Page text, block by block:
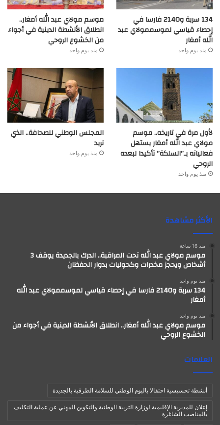
134 سربة و2140 فارسا في
إحصاء قياسي لموسممولاي عبد
الله أمغار
منذ يوم واحد
موسم مولاي عبد الله أمغار..
انطلاق الأنشطة الدينية في أجواء
من الخشوع الروحي
منذ يوم واحد
لأول مرة في تاريخه.. موسم
مولاي عبد الله أمغار يستهل
فعالياته بـ”السلكة” تأكيدا لبعده
الروحي
منذ يوم واحد
المجلس الوطني للصحافة.. الذي
نريد
منذ يوم واحد
الأكثر مشاهدة
منذ 16 ساعة
موسم مولاي عبد الله تحت المراقبة.. الدرك بالجديدة يوقف 3
أشخاص ويحجز مخدرات وكحوليات بدوار الحفظان
منذ يوم واحد
134 سربة و2140 فارسا في إحصاء قياسي لموسممولاي عبد الله
أمغار
منذ يوم واحد
موسم مولاي عبد الله أمغار.. انطلاق الأنشطة الدينية في أجواء من
الخشوع الروحي
العلامات
أنشطة تحسيسية احتفالا باليوم الوطني للسلامة الطرقية بالجديدة
إعلان للمديرية الإقليمية لوزارة التربية الوطنية والتكوين المهني عن عملية التكليف
بالمناصب الشاغرة